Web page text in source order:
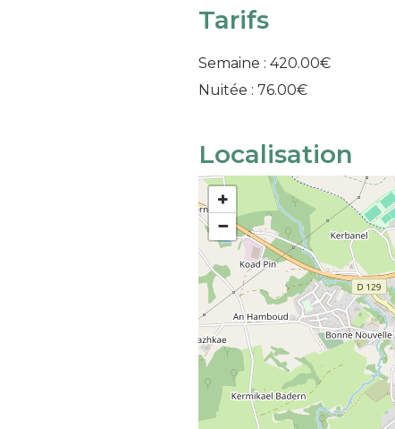
Tarifs
Semaine : 420.00€
Nuitée : 76.00€
Localisation
+
−